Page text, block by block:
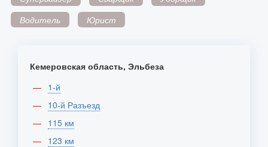
Водитель
Юрист
Кемеровская область, Эльбеза
1-й
10-й Разъезд
115 км
123 км